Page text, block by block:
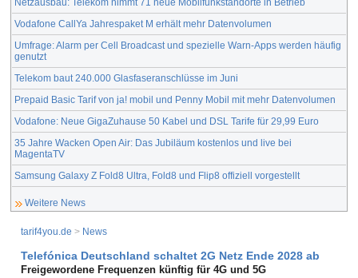
Vodafone CallYa Jahrespaket M erhält mehr Datenvolumen
Umfrage: Alarm per Cell Broadcast und spezielle Warn-Apps werden häufig
genutzt
Telekom baut 240.000 Glasfaseranschlüsse im Juni
Prepaid Basic Tarif von ja! mobil und Penny Mobil mit mehr Datenvolumen
Vodafone: Neue GigaZuhause 50 Kabel und DSL Tarife für 29,99 Euro
35 Jahre Wacken Open Air: Das Jubiläum kostenlos und live bei
MagentaTV
Samsung Galaxy Z Fold8 Ultra, Fold8 und Flip8 offiziell vorgestellt
Weitere News
tarif4you.de > News
Telefónica Deutschland schaltet 2G Netz Ende 2028 ab
Freigewordene Frequenzen künftig für 4G und 5G